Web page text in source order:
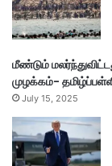
மீண்டும்
முழக்கம்-
July 15, 2025